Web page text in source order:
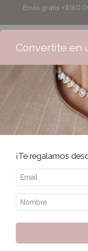
Envío gratis
Convertite en
¡Te regalamos